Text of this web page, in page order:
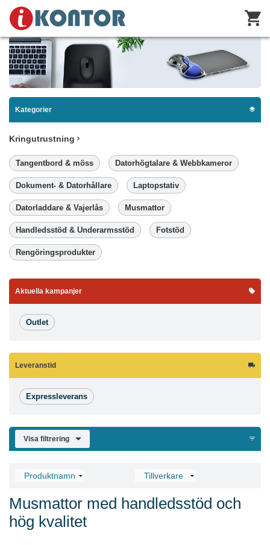
Kategorier
Kringutrustning
Tangentbord & möss Datorhögtalare & Webbkameror
Dokument- & Datorhållare Laptopstativ
Datorladdare & Vajerlås Musmattor
Handledsstöd & Underarmsstöd Fotstöd
Rengöringsprodukter
Aktuella kampanjer
Outlet
Leveranstid
Expressleverans
Visa filtrering
Musmattor med handledsstöd och
hög kvalitet